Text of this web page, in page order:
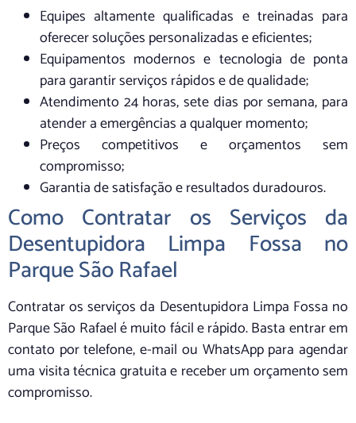
Equipes altamente qualificadas e treinadas para
oferecer soluções personalizadas e eficientes;
Equipamentos modernos e tecnologia de ponta
para garantir serviços rápidos e de qualidade;
Atendimento 24 horas, sete dias por semana, para
atender a emergências a qualquer momento;
Preços competitivos e orçamentos sem
compromisso;
Garantia de satisfação e resultados duradouros.
Como Contratar os Serviços da
Desentupidora Limpa Fossa no
Parque São Rafael
Contratar os serviços da Desentupidora Limpa Fossa no
Parque São Rafael é muito fácil e rápido. Basta entrar em
contato por telefone, e-mail ou WhatsApp para agendar
uma visita técnica gratuita e receber um orçamento sem
compromisso.